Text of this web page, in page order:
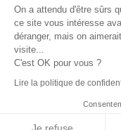
© 2025
On a attendu d'être sûrs
ce site vous intéresse
déranger, mais on
visite...
C'est OK pour vous ?
Lire la politique de